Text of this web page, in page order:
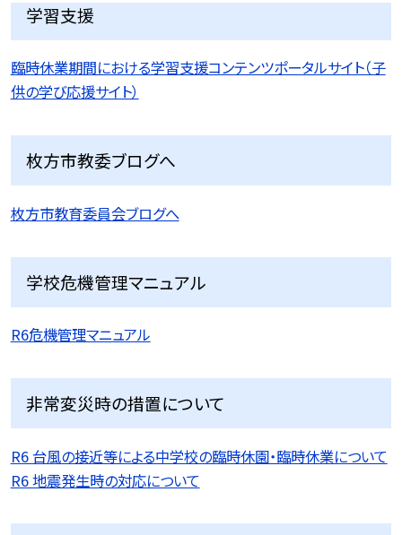
学習支援
臨時休業期間における学習支援コンテンツポータルサイト（子
供の学び応援サイト）
枚方市教委ブログへ
枚方市教育委員会ブログへ
学校危機管理マニュアル
R6危機管理マニュアル
非常変災時の措置について
R6 台風の接近等による中学校の臨時休園・臨時休業について
R6 地震発生時の対応について